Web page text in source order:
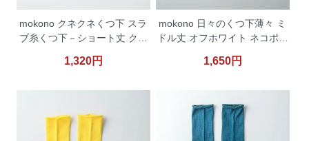
mokono クネクネくつ下 スラ
ブ糸くつ下－ショート丈 クロ
1,320円
mokono 日々のくつ下薄々 ミ
ドル丈 オフホワイト ネコポス
1,650円